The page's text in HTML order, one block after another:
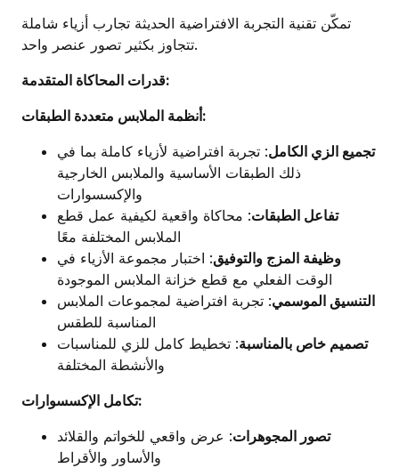
تمكّن تقنية التجربة الافتراضية الحديثة تجارب أزياء شاملة
تتجاوز بكثير تصور عنصر واحد.
قدرات المحاكاة المتقدمة:
أنظمة الملابس متعددة الطبقات:
تجميع الزي الكامل: تجربة افتراضية لأزياء كاملة بما في
ذلك الطبقات الأساسية والملابس الخارجية
والإكسسوارات
تفاعل الطبقات: محاكاة واقعية لكيفية عمل قطع
الملابس المختلفة معًا
وظيفة المزج والتوفيق: اختبار مجموعة الأزياء في
الوقت الفعلي مع قطع خزانة الملابس الموجودة
التنسيق الموسمي: تجربة افتراضية لمجموعات الملابس
المناسبة للطقس
تصميم خاص بالمناسبة: تخطيط كامل للزي للمناسبات
والأنشطة المختلفة
تكامل الإكسسوارات:
تصور المجوهرات: عرض واقعي للخواتم والقلائد
والأساور والأقراط